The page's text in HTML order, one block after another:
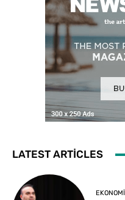
LATEST ARTICLES
EKONOMI